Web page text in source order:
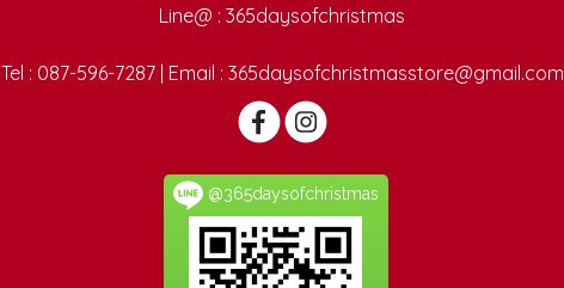
Line@ : 365daysofchristmas
Tel : 087-596-7287 | Email : 365daysofchristmasstore@gmail.com
@365daysofchristmas